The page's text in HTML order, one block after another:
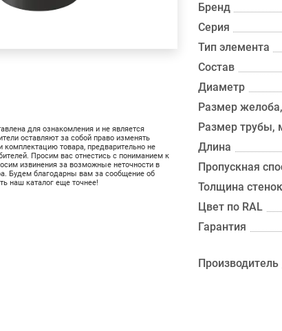
для ознакомления и не является
оставляют за собой право изменять
комплектацию товара, предварительно не
Просим вас отнестись с пониманием к
извинения за возможные неточности в
Будем благодарны вам за сообщение об
наш каталог еще точнее!
Бренд
Серия
Тип элемента
Состав
Диаметр
Размер
Размер трубы,
Длина
Пропускная
Толщина стенок
Цвет по RAL
Гарантия
Производитель